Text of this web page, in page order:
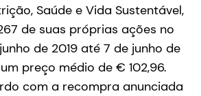
Saúde e Vida Sustentável,
de suas próprias ações no
de 2019 até 7 de junho de
preço médio de € 102,96.
com a recompra anunciada